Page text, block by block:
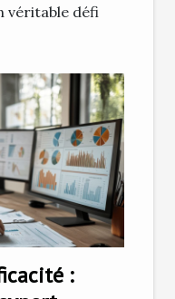
véritable défi
: